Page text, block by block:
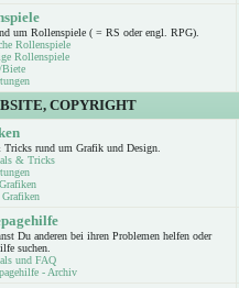
um Rollenspiele ( = RS oder engl. RPG).
Rollenspiele
Rollenspiele
Biete
COPYRIGHT
rund um Grafik und Design.
& Tricks
Grafiken
Du anderen bei ihren Problemen helfen oder
suchen.
und FAQ
- Archiv